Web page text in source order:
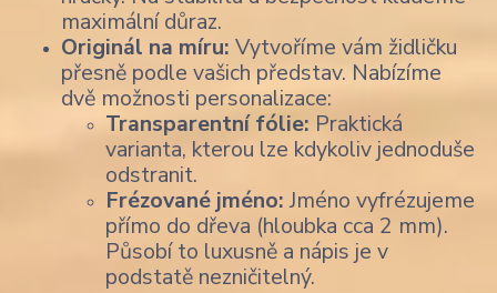
maximální důraz.
Originál na míru: Vytvoříme vám židličku
přesně podle vašich představ. Nabízíme
dvě možnosti personalizace:
Transparentní fólie: Praktická
varianta, kterou lze kdykoliv jednoduše
odstranit.
Frézované jméno:Jméno vyfrézujeme
přímo do dřeva (hloubka cca 2 mm).
Působí to luxusně a nápis je v
podstatě nezničitelný.